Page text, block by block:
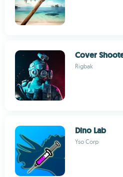
Cover
Rigbak
Dino Lab
Yso Corp